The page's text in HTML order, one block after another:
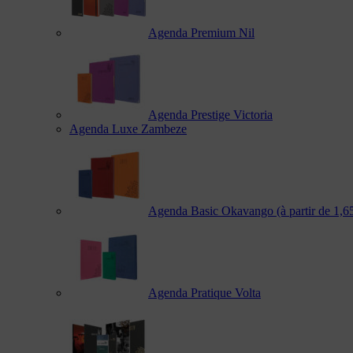
Agenda Premium Nil
Agenda Prestige Victoria
Agenda Luxe Zambeze
Agenda Basic Okavango (à partir de
Agenda Pratique Volta